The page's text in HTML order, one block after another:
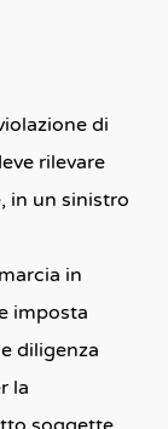
di
rilevare
in un sinistro
in
imposta
diligenza
la